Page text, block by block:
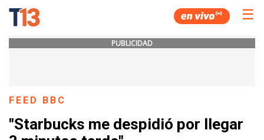
☰
PUBLICIDAD
FEED BBC
"Starbucks me despidió por llegar